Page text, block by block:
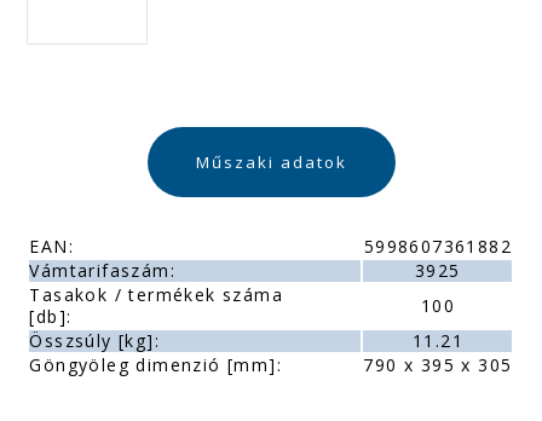
Műszaki adatok
EAN:
5998607361882
Vámtarifaszám:
3925
Tasakok / termékek száma
[db]:
100
Összsúly [kg]:
11.21
Göngyöleg dimenzió [mm]:
790 x 395 x 305